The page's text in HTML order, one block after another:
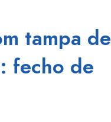
WECK
tampa de
fecho de